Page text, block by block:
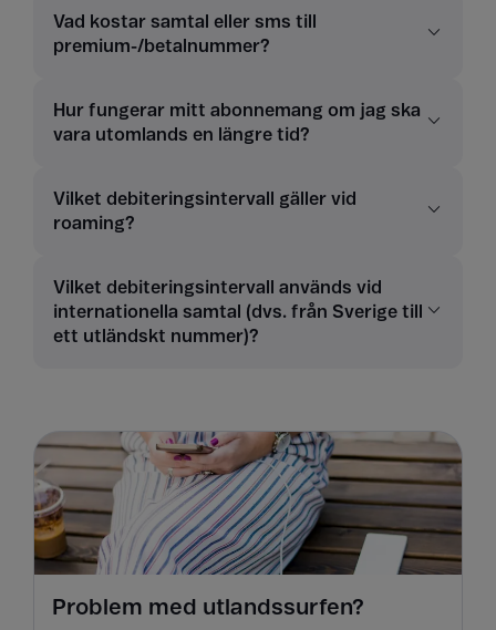
Vad kostar samtal eller sms till
premium-/betalnummer?
Hur fungerar mitt abonnemang om jag ska
vara utomlands en längre tid?
Vilket debiteringsintervall gäller vid
roaming?
Vilket debiteringsintervall används vid
internationella samtal (dvs. från Sverige till
ett utländskt nummer)?
Problem med utlandssurfen?